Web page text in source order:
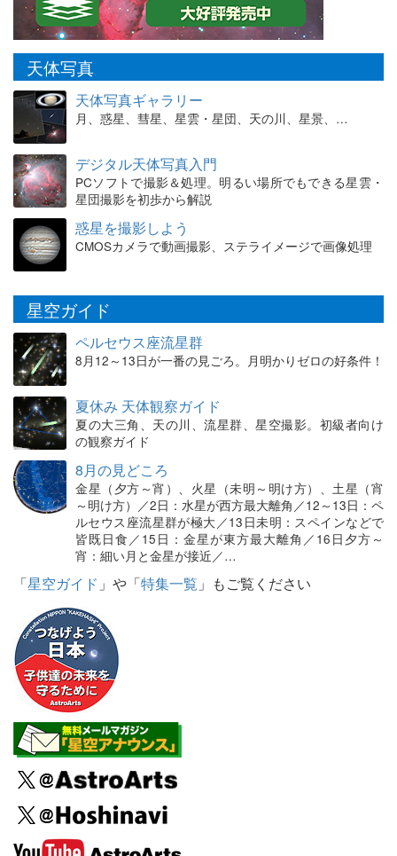
天体写真
天体写真ギャラリー
月、惑星、彗星、星雲・星団、天の川、星景、…
デジタル天体写真入門
PCソフトで撮影＆処理。明るい場所でもできる星雲・
星団撮影を初歩から解説
惑星を撮影しよう
CMOSカメラで動画撮影、ステライメージで画像処理
星空ガイド
ペルセウス座流星群
8月12～13日が一番の見ごろ。月明かりゼロの好条件！
夏休み 天体観察ガイド
夏の大三角、天の川、流星群、星空撮影。初級者向け
の観察ガイド
8月の見どころ
金星（夕方～宵）、火星（未明～明け方）、土星（宵
～明け方）／2日：水星が西方最大離角／12～13日：ペ
ルセウス座流星群が極大／13日未明：スペインなどで
皆既日食／15日：金星が東方最大離角／16日夕方～
宵：細い月と金星が接近／…
「星空ガイド 」や「特集一覧 」もご覧ください